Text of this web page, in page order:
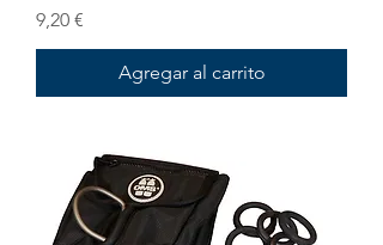
Precio
9,20 €
Agregar al carrito